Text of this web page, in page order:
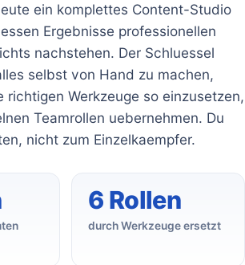
ein komplettes Content-Studio
Ergebnisse professionellen
nachstehen. Der Schluessel
selbst von Hand zu machen,
richtigen Werkzeuge so einzusetzen,
Teamrollen uebernehmen. Du
nicht zum Einzelkaempfer.
6 Rollen
durch Werkzeuge ersetzt